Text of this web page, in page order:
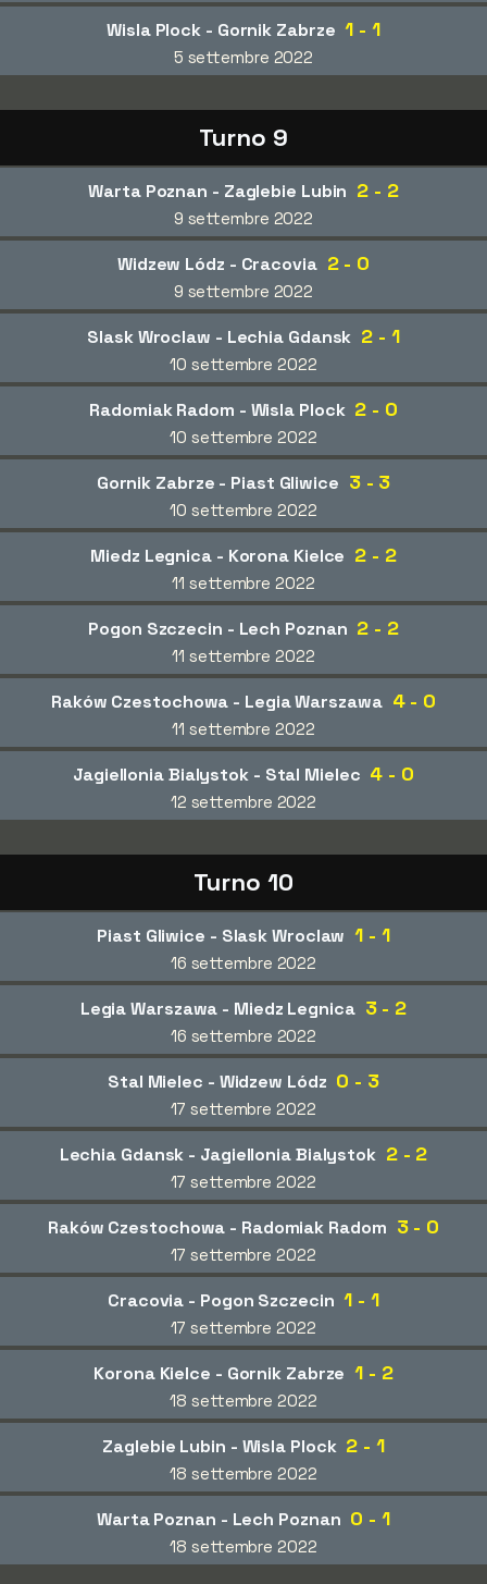
Wisla Plock - Gornik Zabrze 1 - 1
5 settembre 2022
Turno 9
Warta Poznan - Zaglebie Lubin 2 - 2
9 settembre 2022
Widzew Lódz - Cracovia 2 - 0
9 settembre 2022
Slask Wroclaw - Lechia Gdansk 2 - 1
10 settembre 2022
Radomiak Radom - Wisla Plock 2 - 0
10 settembre 2022
Gornik Zabrze - Piast Gliwice 3 - 3
10 settembre 2022
Miedz Legnica - Korona Kielce 2 - 2
11 settembre 2022
Pogon Szczecin - Lech Poznan 2 - 2
11 settembre 2022
Raków Czestochowa - Legia Warszawa 4 - 0
11 settembre 2022
Jagiellonia Bialystok - Stal Mielec 4 - 0
12 settembre 2022
Turno 10
Piast Gliwice - Slask Wroclaw 1 - 1
16 settembre 2022
Legia Warszawa - Miedz Legnica 3 - 2
16 settembre 2022
Stal Mielec - Widzew Lódz 0 - 3
17 settembre 2022
Lechia Gdansk - Jagiellonia Bialystok 2 - 2
17 settembre 2022
Raków Czestochowa - Radomiak Radom 3 - 0
17 settembre 2022
Cracovia - Pogon Szczecin 1 - 1
17 settembre 2022
Korona Kielce - Gornik Zabrze 1 - 2
18 settembre 2022
Zaglebie Lubin - Wisla Plock 2 - 1
18 settembre 2022
Warta Poznan - Lech Poznan 0 - 1
18 settembre 2022